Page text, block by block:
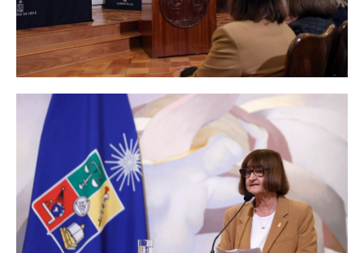
“Recibo este amplio respaldo con humildad y responsabilidad, porque
lo entiendo como un mandato colectivo para fortalecer a la
Universidad de Chile y proyectarla hacia el futuro", señaló la Rectora
electa, Alejandra Mizala.